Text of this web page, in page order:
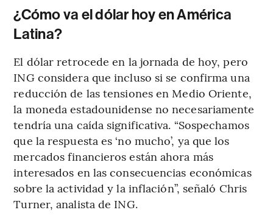
¿Cómo va el dólar hoy en América
Latina?
El dólar retrocede en la jornada de hoy, pero
ING considera que incluso si se confirma una
reducción de las tensiones en Medio Oriente,
la moneda estadounidense no necesariamente
tendría una caída significativa. “Sospechamos
que la respuesta es ‘no mucho’, ya que los
mercados financieros están ahora más
interesados en las consecuencias económicas
sobre la actividad y la inflación”, señaló Chris
Turner, analista de ING.